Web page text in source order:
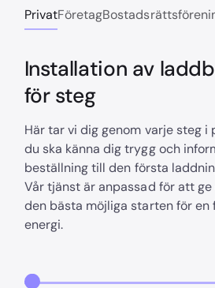
PrivatFöretag
Installation av
för steg
Här tar vi dig genom varje steg i
du ska känna dig trygg och
beställning till den första
Vår tjänst är anpassad för att
den bästa möjliga starten för
energi.